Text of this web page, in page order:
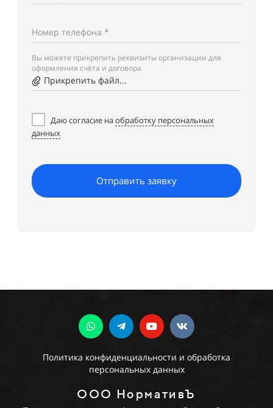
Номер телефона *
Вы можете прикрепить реквизиты организации для
оформления счёта и договора
Прикрепить файл...
Даю согласие наобработку персональных
данных
Отправить заявку
Политика конфиденциальности и обработка
персональных данных
ООО НормативЪ